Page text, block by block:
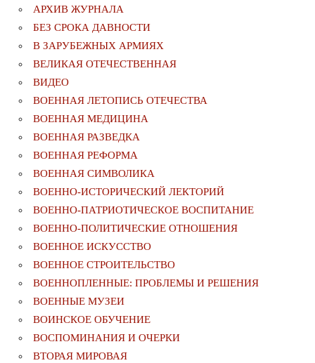
АРХИВ ЖУРНАЛА
БЕЗ СРОКА ДАВНОСТИ
В ЗАРУБЕЖНЫХ АРМИЯХ
ВЕЛИКАЯ ОТЕЧЕСТВЕННАЯ
ВИДЕО
ВОЕННАЯ ЛЕТОПИСЬ ОТЕЧЕСТВА
ВОЕННАЯ МЕДИЦИНА
ВОЕННАЯ РАЗВЕДКА
ВОЕННАЯ РЕФОРМА
ВОЕННАЯ СИМВОЛИКА
ВОЕННО-ИСТОРИЧЕСКИЙ ЛЕКТОРИЙ
ВОЕННО-ПАТРИОТИЧЕСКОЕ ВОСПИТАНИЕ
ВОЕННО-ПОЛИТИЧЕСКИE ОТНОШЕНИЯ
ВОЕННОЕ ИСКУССТВО
ВОЕННОЕ СТРОИТЕЛЬСТВО
ВОЕННОПЛЕННЫЕ: ПРОБЛЕМЫ И РЕШЕНИЯ
ВОЕННЫЕ МУЗЕИ
ВОИНСКОЕ ОБУЧЕНИЕ
ВОСПОМИНАНИЯ И ОЧЕРКИ
ВТОРАЯ МИРОВАЯ